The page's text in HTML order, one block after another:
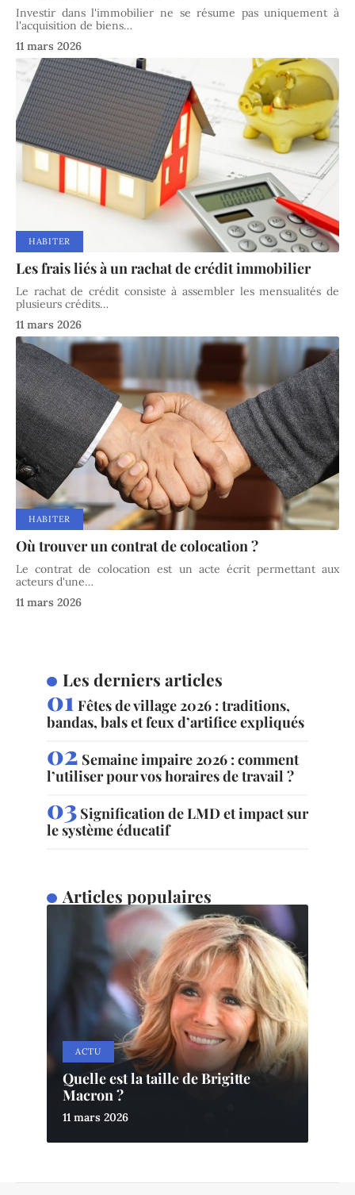
Investir dans l'immobilier ne se résume pas uniquement à
l'acquisition de biens…
11 mars 2026
HABITER
Les frais liés à un rachat de crédit immobilier
Le rachat de crédit consiste à assembler les mensualités de
plusieurs crédits…
11 mars 2026
HABITER
Où trouver un contrat de colocation ?
Le contrat de colocation est un acte écrit permettant aux
acteurs d'une…
11 mars 2026
Les derniers articles
Fêtes de village 2026 : traditions,
bandas, bals et feux d’artifice expliqués
Semaine impaire 2026 : comment
l’utiliser pour vos horaires de travail ?
Signification de LMD et impact sur
le système éducatif
Articles populaires
ACTU
Quelle est la taille de Brigitte
Macron ?
11 mars 2026